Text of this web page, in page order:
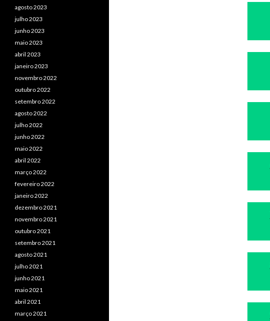
agosto 2023
julho 2023
junho 2023
maio 2023
abril 2023
janeiro 2023
novembro 2022
outubro 2022
setembro 2022
agosto 2022
julho 2022
junho 2022
maio 2022
abril 2022
março 2022
fevereiro 2022
janeiro 2022
dezembro 2021
novembro 2021
outubro 2021
setembro 2021
agosto 2021
julho 2021
junho 2021
maio 2021
abril 2021
março 2021